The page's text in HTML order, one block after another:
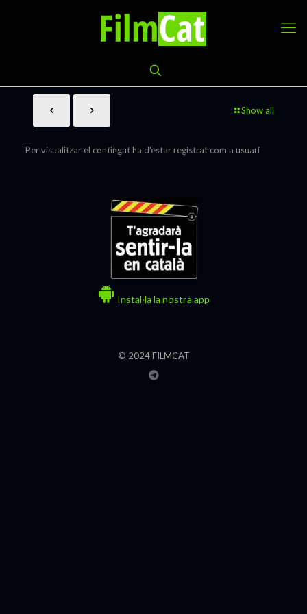
Show all
Per visualitzar el contingut ha d'estar registrat com a usuari
Instal·la la nostra app
© 2024 FILMCAT